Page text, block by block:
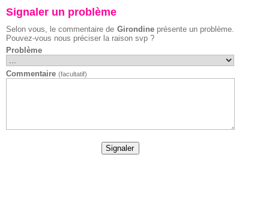
Signaler un problème
Selon vous, le commentaire de Girondineprésente un problème.
Pouvez-vous nous préciser la raison svp ?
Problème
Commentaire (facultatif)